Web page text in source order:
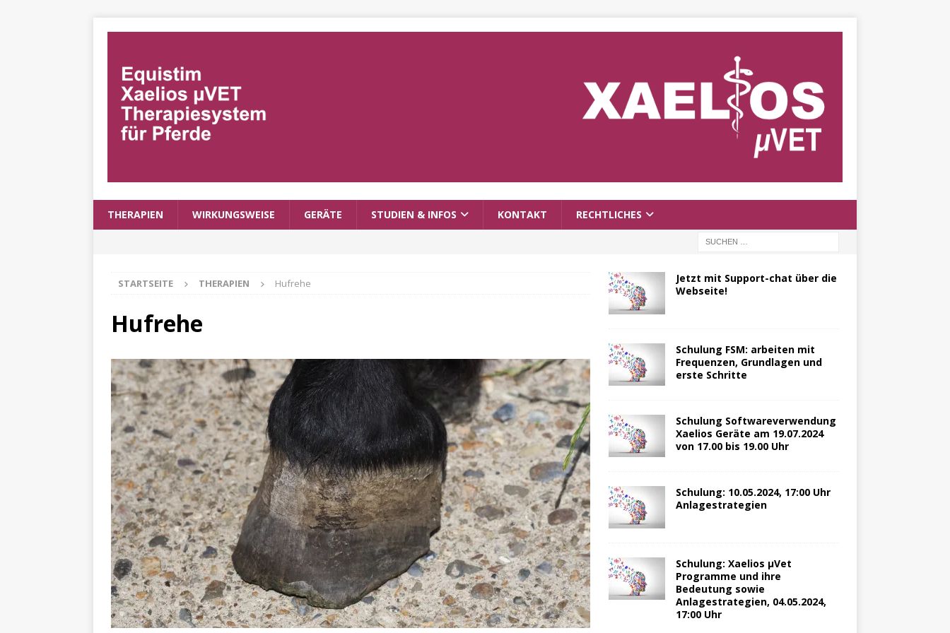
THERAPIEN WIRKUNGSWEISE GERÄTE STUDIEN & INFOS KONTAKT RECHTLICHES
STARTSEITE THERAPIEN Hufrehe
Hufrehe
Jetzt mit Support-chat über die
Webseite!
Schulung FSM: arbeiten mit
Frequenzen, Grundlagen und
erste Schritte
Schulung Softwareverwendung
Xaelios Geräte am 19.07.2024
von 17.00 bis 19.00 Uhr
Schulung: 10.05.2024, 17:00 Uhr
Anlagestrategien
Schulung: Xaelios µVet
Programme und ihre
Bedeutung sowie
Anlagestrategien, 04.05.2024,
17:00 Uhr